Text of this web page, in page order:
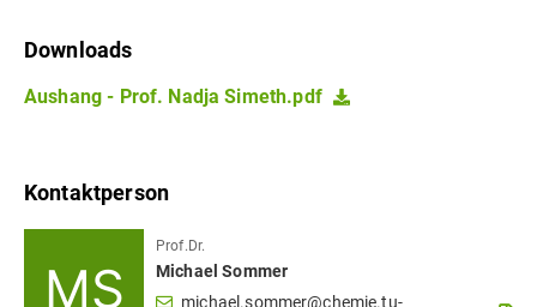
Downloads
Aushang - Prof. Nadja Simeth.pdf
Kontaktperson
Prof.Dr.
Michael Sommer
michael.sommer@chemie.tu-